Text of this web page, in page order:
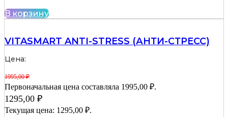
В корзину
VITASMART ANTI-STRESS (АНТИ-СТРЕСС)
Цена:
1995,00₽
Первоначальная цена составляла 1995,00 ₽.
1295,00 ₽
Текущая цена: 1295,00 ₽.